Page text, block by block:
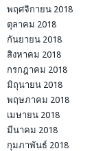
พฤศจิกายน 2018
ตุลาคม 2018
กันยายน 2018
สิงหาคม 2018
กรกฎาคม 2018
มิถุนายน 2018
พฤษภาคม 2018
เมษายน 2018
มีนาคม 2018
กุมภาพันธ์ 2018